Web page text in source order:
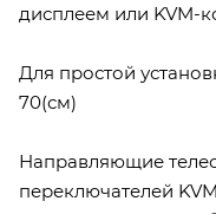
дисплеем или KVM-
Для простой
70(см)
Направляющие
переключателей